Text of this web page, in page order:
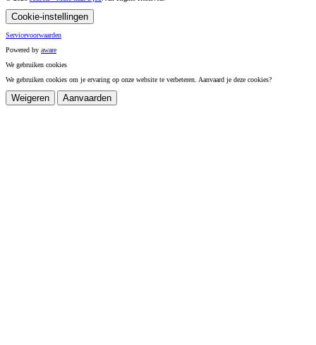
Cookie-instellingen
Servicevoorwaarden
Powered by aware
We gebruiken cookies
We gebruiken cookies om je ervaring op onze website te verbeteren. Aanvaard je deze cookies?
Weigeren Aanvaarden